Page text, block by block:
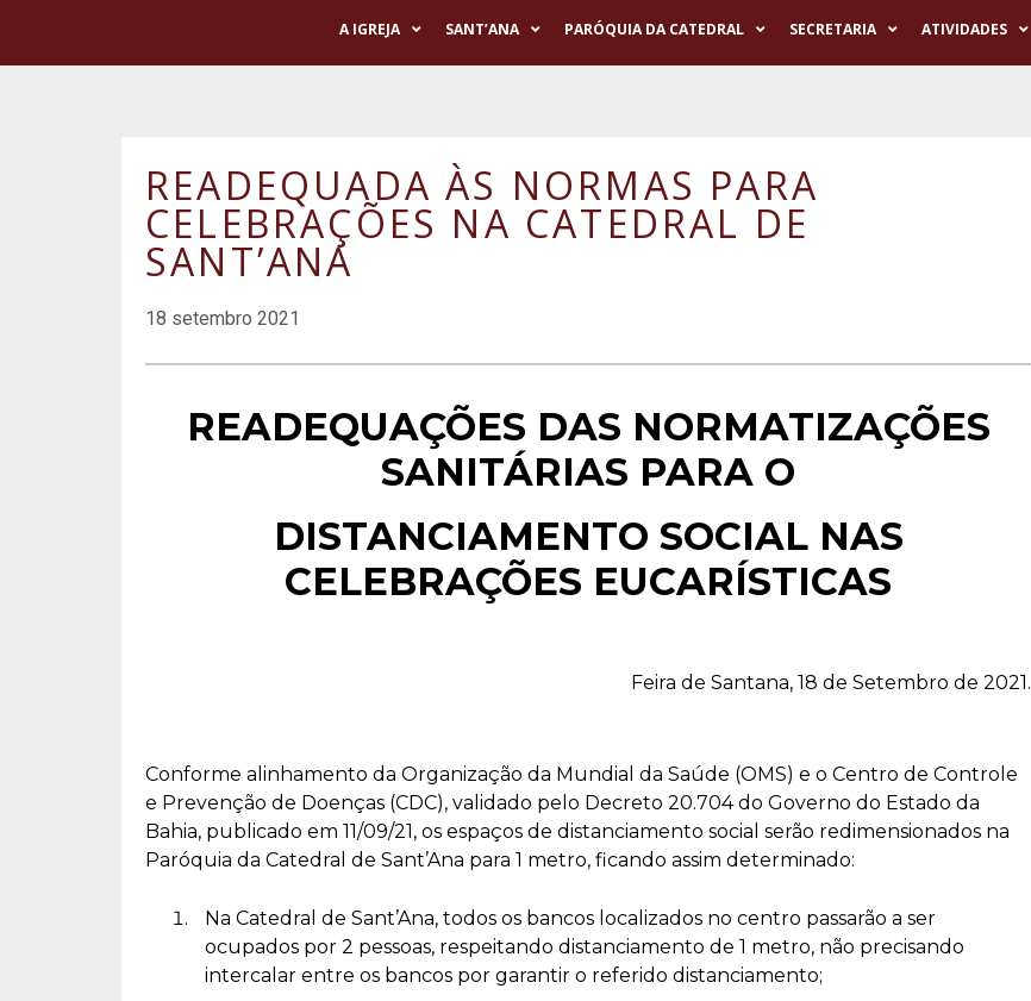
A IGREJA SANT’ANA PARÓQUIA DA CATEDRAL SECRETARIA ATIVIDADES
READEQUADA ÀS NORMAS PARA
CELEBRAÇÕES NA CATEDRAL DE
SANT’ANA
18 setembro 2021
READEQUAÇÕES DAS NORMATIZAÇÕES
SANITÁRIAS PARA O
DISTANCIAMENTO SOCIAL NAS
CELEBRAÇÕES EUCARÍSTICAS
Feira de Santana, 18 de Setembro de 2021.
Conforme alinhamento da Organização da Mundial da Saúde (OMS) e o Centro de Controle
e Prevenção de Doenças (CDC), validado pelo Decreto 20.704 do Governo do Estado da
Bahia, publicado em 11/09/21, os espaços de distanciamento social serão redimensionados na
Paróquia da Catedral de Sant’Ana para 1 metro, ficando assim determinado:
Na Catedral de Sant’Ana, todos os bancos localizados no centro passarão a ser
ocupados por 2 pessoas, respeitando distanciamento de 1 metro, não precisando
intercalar entre os bancos por garantir o referido distanciamento;